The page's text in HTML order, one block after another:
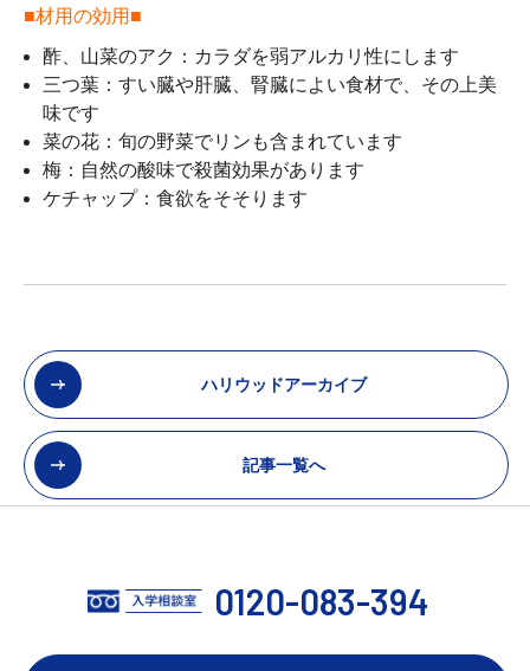
■材用の効用■
酢、山菜のアク：カラダを弱アルカリ性にします
三つ葉：すい臓や肝臓、腎臓によい食材で、その上美
味です
菜の花：旬の野菜でリンも含まれています
梅：自然の酸味で殺菌効果があります
ケチャップ：食欲をそそります
ハリウッドアーカイブ
記事一覧へ
0120-083-394